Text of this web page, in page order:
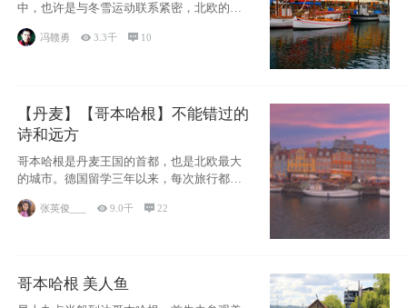
中，也许是与冬雪运动联系紧密，北欧的一
些国家因
冯赣勇 3.3千  10
【丹麦】【哥本哈根】不能错过的
诗和远方
哥本哈根是丹麦王国的首都，也是北欧最大
的城市。德国留学三年以来，每次旅行都是
张英俊___ 9.0千 22
哥本哈根 美人鱼